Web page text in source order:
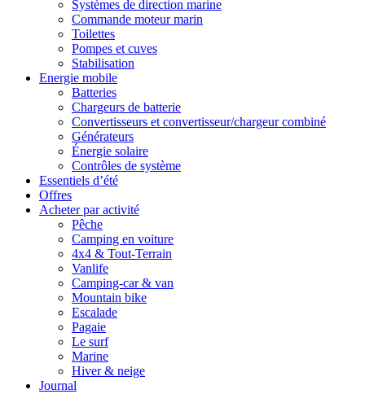
Systèmes de direction marine
Commande moteur marin
Toilettes
Pompes et cuves
Stabilisation
Energie mobile
Batteries
Chargeurs de batterie
Convertisseurs et convertisseur/chargeur combiné
Générateurs
Énergie solaire
Contrôles de système
Essentiels d’été
Offres
Acheter par activité
Pêche
Camping en voiture
4x4 & Tout-Terrain
Vanlife
Camping-car & van
Mountain bike
Escalade
Pagaie
Le surf
Marine
Hiver & neige
Journal